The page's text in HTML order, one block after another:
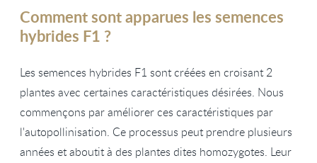
Comment sont apparues les semences
hybrides F1 ?
Les semences hybrides F1 sont créées en croisant 2
plantes avec certaines caractéristiques désirées. Nous
commençons par améliorer ces caractéristiques par
l'autopollinisation. Ce processus peut prendre plusieurs
années et aboutit à des plantes dites homozygotes. Leur